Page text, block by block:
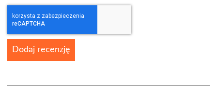
Dodaj recenzję